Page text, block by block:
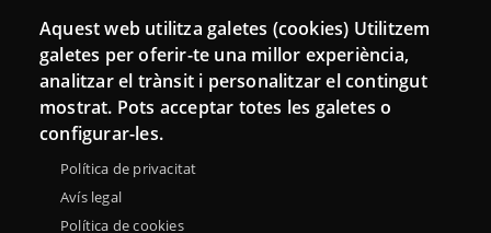
Connecta
Bustia de contacte
Butlletins
Aquest web utilitza galetes (cookies) Utilitzem
galetes per oferir-te una millor experiència,
analitzar el trànsit i personalitzar el contingut
mostrat. Pots acceptar totes les galetes o
configurar-les.
Política de privacitat
Avís legal
Política de cookies